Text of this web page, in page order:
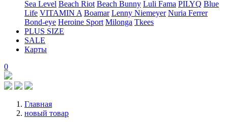
Sea Level Beach Riot Beach Bunny Luli Fama PILYQ Blue
Life VITAMIN A Boamar Lenny Niemeyer Nuria Ferrer
Bond-eye Heroine Sport Milonga Tkees
PLUS SIZE
SALE
Карты
0
Главная
новый товар